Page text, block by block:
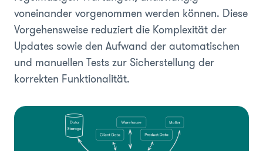
voneinander vorgenommen werden können. Diese
Vorgehensweise reduziert die Komplexität der
Updates sowie den Aufwand der automatischen
und manuellen Tests zur Sicherstellung der
korrekten Funktionalität.